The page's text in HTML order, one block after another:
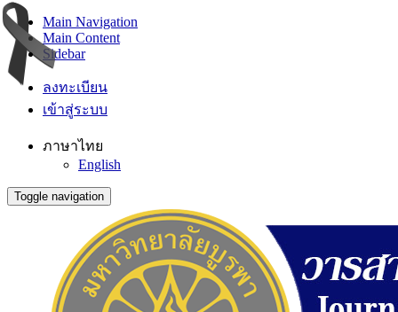
Main Navigation
Main Content
Sidebar
ลงทะเบียน
เข้าสู่ระบบ
ภาษาไทย
English
Toggle navigation